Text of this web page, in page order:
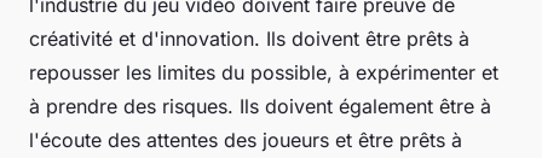
l'industrie du jeu vidéo doivent faire preuve de
créativité et d'innovation. Ils doivent être prêts à
repousser les limites du possible, à expérimenter et
à prendre des risques. Ils doivent également être à
l'écoute des attentes des joueurs et être prêts à